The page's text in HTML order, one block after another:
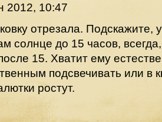
2012, 10:47
отрезала. Подскажите,
солнце до 15 часов,
15. Хватит ему
подсвечивать или в
ростут.